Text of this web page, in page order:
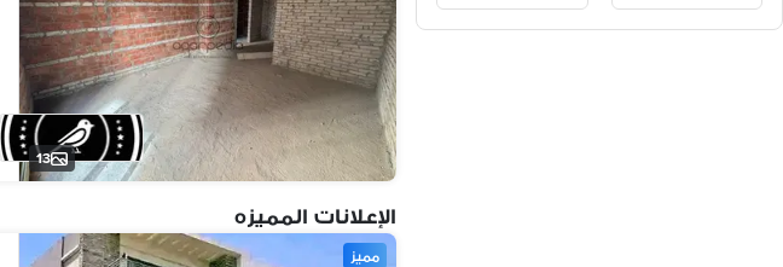
المستثمرين الشمالية (
2
)
13
الإعلانات المميزه
مميز